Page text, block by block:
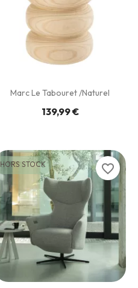
Marc Le Tabouret /Naturel
139,99 €
HORS STOCK favorite_border